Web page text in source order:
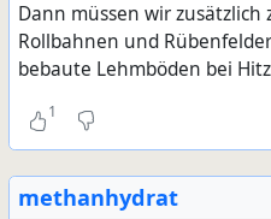
Dann müssen wir
Rollbahnen und
bebaute Lehmböden bei
1
methanhydrat